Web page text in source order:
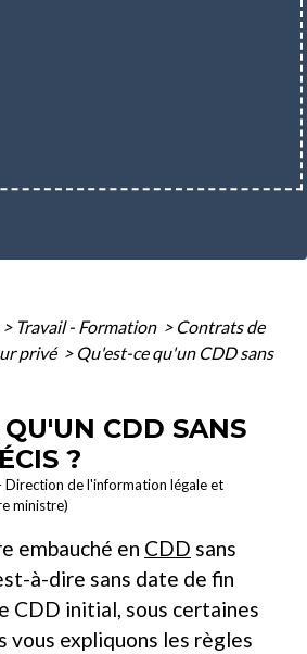
> Travail - Formation > Contrats de
privé > Qu'est-ce qu'un CDD sans
QU'UN CDD SANS
?
Direction de l'information légale et
ministre)
embauché en CDD sans
à-dire sans date de fin
CDD initial, sous certaines
vous expliquons les règles